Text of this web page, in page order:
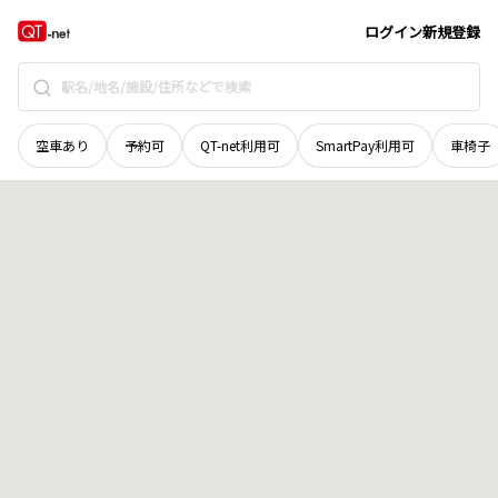
ログイン新規登録
空車あり 予約可 QT-net利用可 SmartPay利用可 車椅子
岩手県